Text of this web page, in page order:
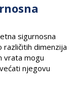
sigurnosna
različitih dimenzija
vrata mogu
njegovu